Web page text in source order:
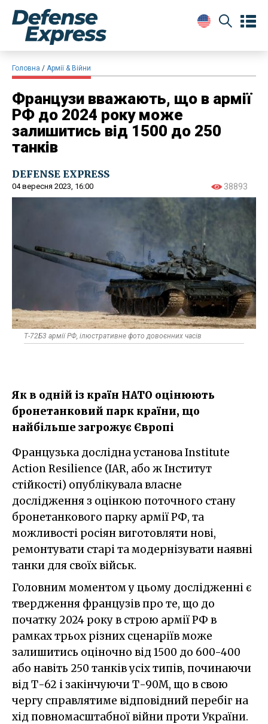
Головна Армії & Війни
Французи вважають, що в армії
РФ до 2024 року може
залишитись від 1500 до 250
танків
DEFENSE EXPRESS
04 вересня 2023, 16:00 38893
Т-72Б3 армії РФ, ілюстративне фото довоєнних часів
Як в одній із країн НАТО оцінюють
бронетанковий парк країни, що
найбільше загрожує Європі
Французька дослідна установа Institute
Action Resilience (IAR, або ж Інститут
стійкості) опублікувала власне
дослідження з оцінкою поточного стану
бронетанкового парку армії РФ, та
можливості росіян виготовляти нові,
ремонтувати старі та модернізувати наявні
танки для своїх військ.
Головним моментом у цьому дослідженні є
твердження французів про те, що до
початку 2024 року в строю армії РФ в
рамках трьох різних сценаріїв може
залишитись оціночно від 1500 до 600-400
або навіть 250 танків усіх типів, починаючи
від Т-62 і закінчуючи Т-90М, що в свою
чергу справлятиме відповідний перебіг на
хід повномасштабної війни проти України.